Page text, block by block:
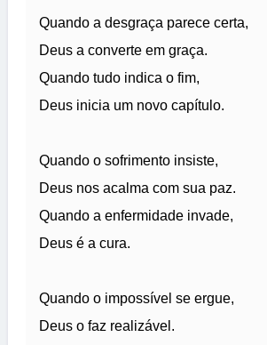
Quando a desgraça parece certa,
Deus a converte em graça.
Quando tudo indica o fim,
Deus inicia um novo capítulo.
Quando o sofrimento insiste,
Deus nos acalma com sua paz.
Quando a enfermidade invade,
Deus é a cura.
Quando o impossível se ergue,
Deus o faz realizável.